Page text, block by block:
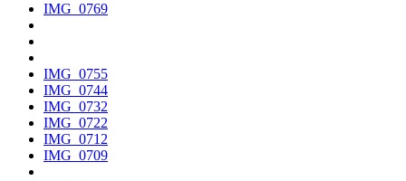
IMG_0769
IMG_0755
IMG_0744
IMG_0732
IMG_0722
IMG_0712
IMG_0709